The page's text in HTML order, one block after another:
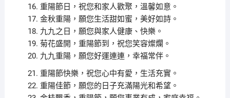
16. 重陽節日，祝您和家人歡聚，溫馨如意。
17. 金秋重陽，願您生活甜如蜜，美好如詩。
18. 九九之日，願您與家人健康、快樂。
19. 菊花盛開，重陽節到，祝您笑容燦爛。
20. 九九重陽，願您好運連連，幸福常伴。
21. 重陽節快樂，祝您心中有愛，生活充實。
22. 重陽佳節，願您的日子充滿陽光和希望。